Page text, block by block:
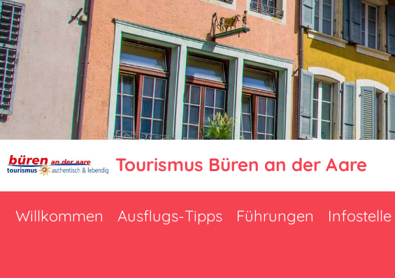
Tourismus Büren an der Aare
Willkommen Ausflugs-Tipps Führungen Infostelle